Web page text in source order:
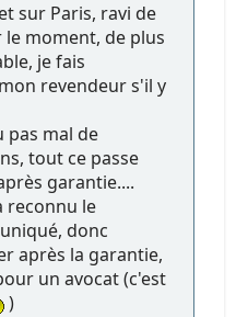
sur Paris, ravi de
le moment, de plus
je fais
revendeur s'il y
pas mal de
tout ce passe
garantie....
reconnu le
donc
après la garantie,
un avocat (c'est
)